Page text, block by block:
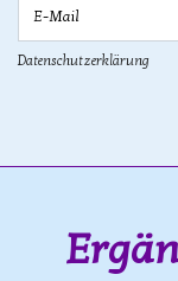
Datenschutzerklärung